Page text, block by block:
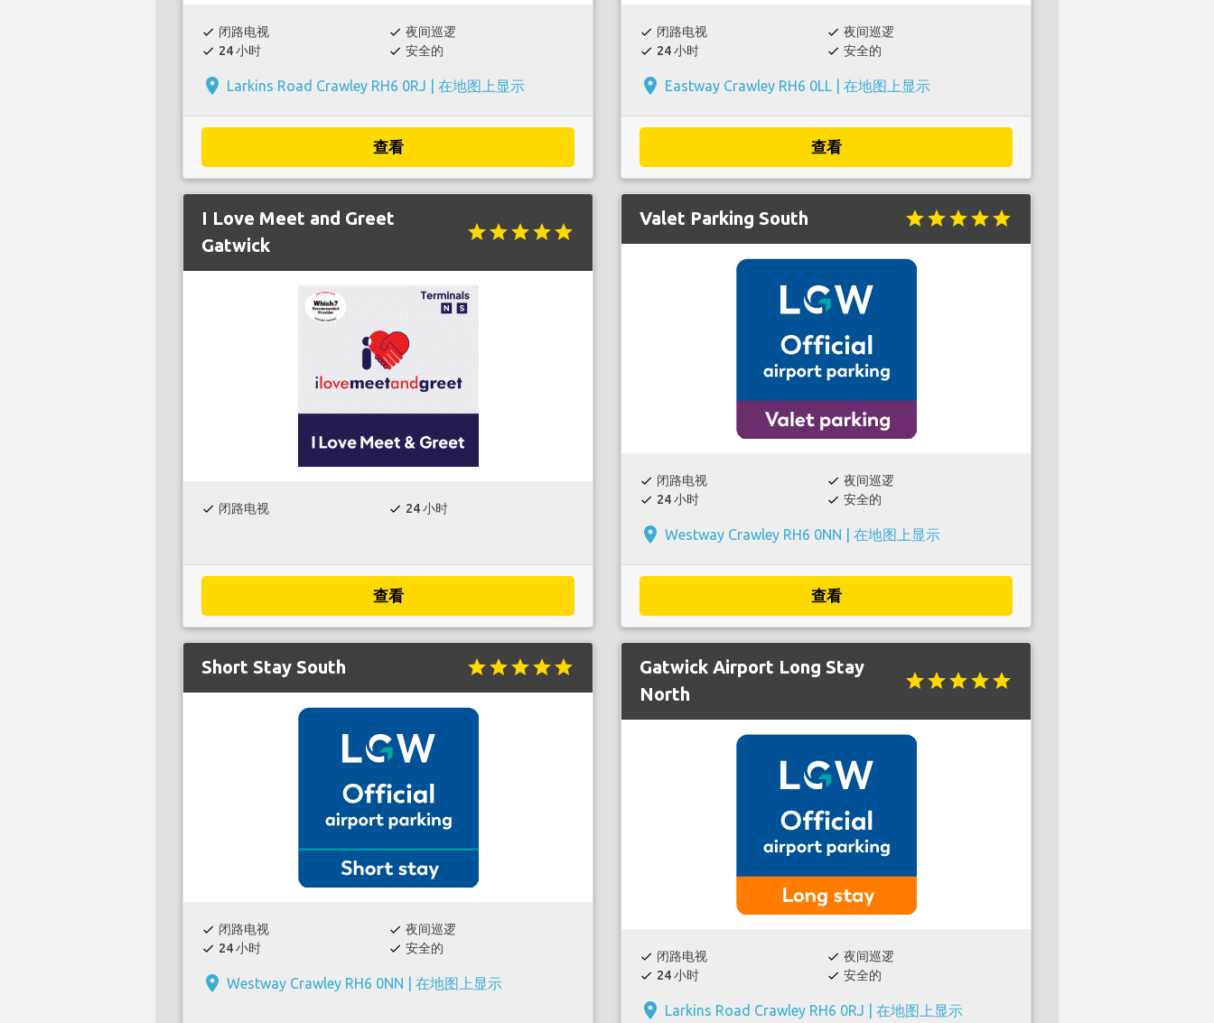
check 闭路电视 check 夜间巡逻
check 24 小时 check 安全的
place Larkins Road Crawley RH6 0RJ | 在地图上显示
查看
check 闭路电视 check 夜间巡逻
check 24 小时 check 安全的
place Eastway Crawley RH6 0LL | 在地图上显示
查看
I Love Meet and Greet
Gatwick
starstarstarstarstar
check 闭路电视 check 24 小时
查看
Valet Parking South starstarstarstarstar
check 闭路电视 check 夜间巡逻
check 24 小时 check 安全的
place Westway Crawley RH6 0NN | 在地图上显示
查看
Short Stay South starstarstarstarstar
check 闭路电视 check 夜间巡逻
check 24 小时 check 安全的
place Westway Crawley RH6 0NN | 在地图上显示
Gatwick Airport Long Stay
North
starstarstarstarstar
check 闭路电视 check 夜间巡逻
check 24 小时 check 安全的
place Larkins Road Crawley RH6 0RJ | 在地图上显示